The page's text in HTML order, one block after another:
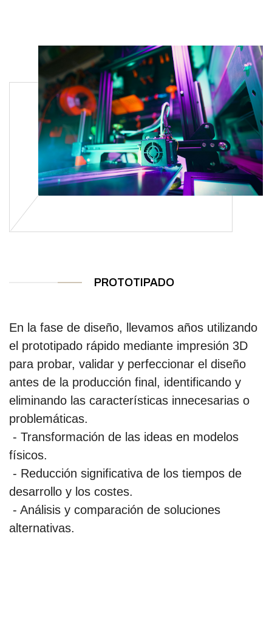
PROTOTIPADO
En la fase de diseño, llevamos años utilizando
el prototipado rápido mediante impresión 3D
para probar, validar y perfeccionar el diseño
antes de la producción final, identificando y
eliminando las características innecesarias o
problemáticas.
- Transformación de las ideas en modelos
físicos.
- Reducción significativa de los tiempos de
desarrollo y los costes.
- Análisis y comparación de soluciones
alternativas.